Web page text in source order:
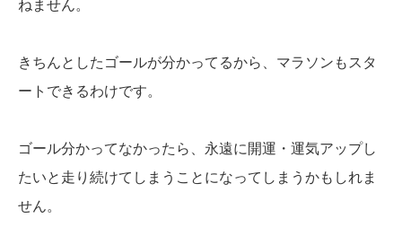
ねません。
きちんとしたゴールが分かってるから、マラソンもスタ
ートできるわけです。
ゴール分かってなかったら、永遠に開運・運気アップし
たいと走り続けてしまうことになってしまうかもしれま
せん。